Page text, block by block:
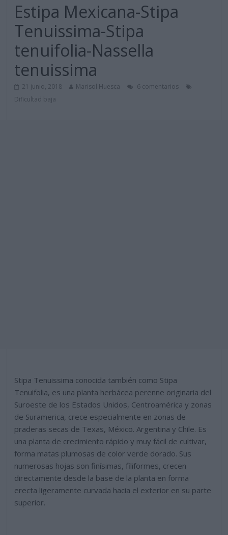
Estipa Mexicana-Stipa
Tenuissima-Stipa
tenuifolia-Nassella
tenuissima
21 junio, 2018 Marisol Huesca
6 comentarios
Dificultad baja
Stipa Tenuissima conocida también como Stipa
Tenuifolia, es una planta herbácea perenne originaria del
Suroeste de los Estados Unidos, Centroamérica y zonas
de Suramerica, crece especialmente en zonas de
praderas secas de Texas, México. Argentina y Chile. Es
una planta de crecimiento rápido y muy fácil de cultivar,
forma matas plumosas de color verde dorado. Sus
numerosas hojas son finísimas, filiformes, crecen
directamente desde la base de la planta en forma
erecta ligeramente curvada hacia el exterior en su parte
superior.